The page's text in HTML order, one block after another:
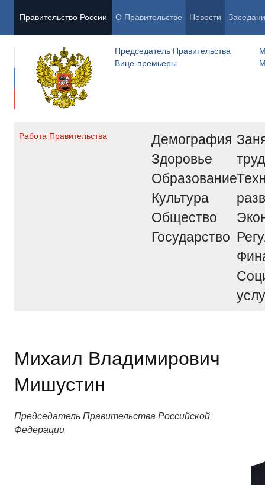
Правительство России О Правительстве Новости
Председатель Правительства
Вице-премьеры
Работа Правительства
Демография
Здоровье
Образование
Культура
Общество
Государство
труд
Михаил Владимирович
Мишустин
Председатель Правительства Российской
Федерации